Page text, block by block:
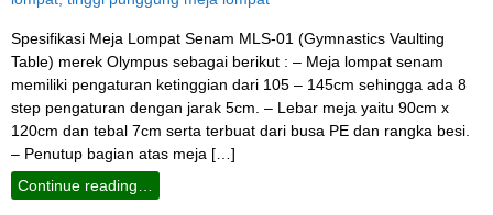
Spesifikasi Meja Lompat Senam MLS-01 (Gymnastics Vaulting
Table) merek Olympus sebagai berikut : – Meja lompat senam
memiliki pengaturan ketinggian dari 105 – 145cm sehingga ada 8
step pengaturan dengan jarak 5cm. – Lebar meja yaitu 90cm x
120cm dan tebal 7cm serta terbuat dari busa PE dan rangka besi.
– Penutup bagian atas meja […]
Continue reading…